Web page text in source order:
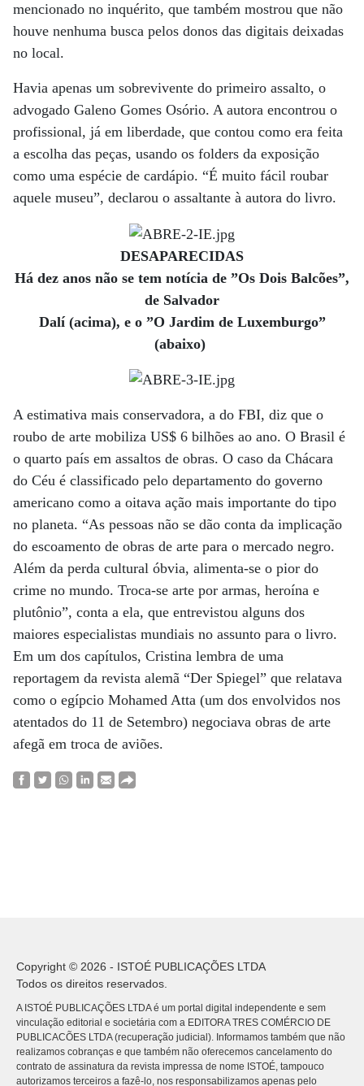
mencionado no inquérito, que também mostrou que não
houve nenhuma busca pelos donos das digitais deixadas
no local.
Havia apenas um sobrevivente do primeiro assalto, o
advogado Galeno Gomes Osório. A autora encontrou o
profissional, já em liberdade, que contou como era feita
a escolha das peças, usando os folders da exposição
como uma espécie de cardápio. “É muito fácil roubar
aquele museu”, declarou o assaltante à autora do livro.
DESAPARECIDAS
Há dez anos não se tem notícia de ”Os Dois Balcões”,
de Salvador
Dalí (acima), e o ”O Jardim de Luxemburgo”
(abaixo)
A estimativa mais conservadora, a do FBI, diz que o
roubo de arte mobiliza US$ 6 bilhões ao ano. O Brasil é
o quarto país em assaltos de obras. O caso da Chácara
do Céu é classificado pelo departamento do governo
americano como a oitava ação mais importante do tipo
no planeta. “As pessoas não se dão conta da implicação
do escoamento de obras de arte para o mercado negro.
Além da perda cultural óbvia, alimenta-se o pior do
crime no mundo. Troca-se arte por armas, heroína e
plutônio”, conta a ela, que entrevistou alguns dos
maiores especialistas mundiais no assunto para o livro.
Em um dos capítulos, Cristina lembra de uma
reportagem da revista alemã “Der Spiegel” que relatava
como o egípcio Mohamed Atta (um dos envolvidos nos
atentados do 11 de Setembro) negociava obras de arte
afegã em troca de aviões.
Copyright © 2026 - ISTOÉ PUBLICAÇÕES LTDA
Todos os direitos reservados.
A ISTOÉ PUBLICAÇÕES LTDA é um portal digital independente e sem
vinculação editorial e societária com a EDITORA TRES COMÉRCIO DE
PUBLICACÕES LTDA (recuperação judicial). Informamos também que não
realizamos cobranças e que também não oferecemos cancelamento do
contrato de assinatura da revista impressa de nome ISTOÉ, tampouco
autorizamos terceiros a fazê-lo, nos responsabilizamos apenas pelo